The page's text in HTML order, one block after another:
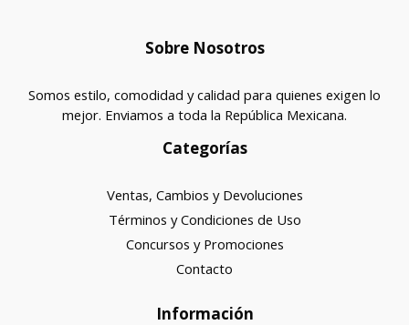
Sobre Nosotros
Somos estilo, comodidad y calidad para quienes exigen lo
mejor. Enviamos a toda la República Mexicana.
Categorías
Ventas, Cambios y Devoluciones
Términos y Condiciones de Uso
Concursos y Promociones
Contacto
Información